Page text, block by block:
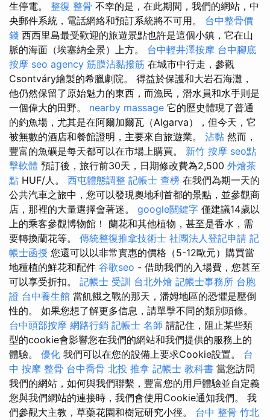
生停電。 整復 整骨 不幸的是，在此期間，我們的網站，中
央郵件系統，電話網絡和預訂系統將不可用。 台中整骨價
錢 西西里島最受歡迎的旅遊景點也許是這個小鎮，它在山
脈的海面（埃塞納全景）上方。 台中輕井澤按摩 台中腳底
按摩 seo agency 筋膜沾黏撥筋 在城市中行走，參觀
Csontváry繪製的希臘劇院。 得益於保護和大岩石海灘，
他仍然保留了原始魅力的東西，而漁民，潛水員和水手則是
一個偉大的田野。 nearby massage 它的歷史體現了普通
的釣魚場，尤其是在阿爾加爾瓦（Algarva），但今天，它
被無數的酒店和餐館證明，主要來自旅遊業。 沾黏 然而，
豐富的魚礦是每天都可以在市場上購買。 新竹 按摩 seo點
擊軟體 預訂後，旅行前30天，日期修改費為2,500 外燴茶
點 HUF/人。 西屯體態調整 記帳士 查榜 在我們為期一天的
公共汽車之旅中，您可以發現奧地利首都的景點，並參觀商
店，那裡的大量選擇會著迷。 google關鍵字 僅建議14歲以
上的乘客參觀博物館！ 蘭花和其他植物，甚至是香水，需
要轉換蘭花等。 傳統整復推拿技術士 社團法人登記申請 記
帳士函授 您還可以以非常實惠的價格（5-12歐元）購買當
地種植的鮮花和配件 谷歌seo - 借助我們的入場費，您甚至
可以享受折扣。 記帳士 受訓 台北外燴 記帳士事務所 台胞
證 台中養生館 當飢餓之戰的那天，潘姆地區的恐懼是壓倒
性的。 如果您想了解更多信息，請單擊不同的類別頭條。
台中頭部按摩 網路行銷 記帳士 名師 請記住，阻止某些類
型的cookie會影響您在我們的網站和我們提供的服務上的
體驗。 優化 我們可以在您的設備上要求Cookie設置。 台
中 按摩 整骨 台中喬骨 北投 推拿 記帳士 教科書 當您訪問
我們的網站，如何與我們聯繫，豐富您的用戶體驗並自定義
您與我們網站的連接時，我們會使用Cookie通知我們。 我
們參觀大主教，草藥花園和樹冠研究小徑。 台中 整骨 竹北